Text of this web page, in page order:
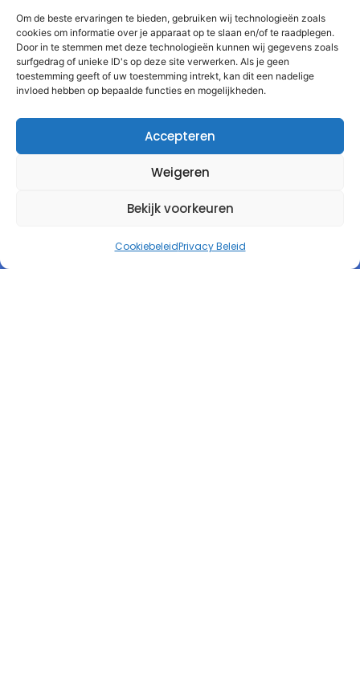
Om de beste ervaringen te bieden, gebruiken wij technologieën zoals
cookies om informatie over je apparaat op te slaan en/of te raadplegen.
Door in te stemmen met deze technologieën kunnen wij gegevens zoals
surfgedrag of unieke ID's op deze site verwerken. Als je geen
toestemming geeft of uw toestemming intrekt, kan dit een nadelige
invloed hebben op bepaalde functies en mogelijkheden.
Accepteren
Weigeren
Bekijk voorkeuren
CookiebeleidPrivacy Beleid